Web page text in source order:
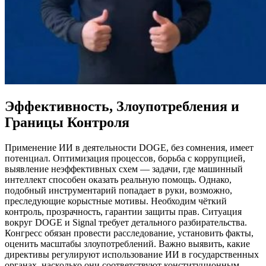
Эффективность, Злоупотребления и
Границы Контроля
Применение ИИ в деятельности DOGE, без сомнения, имеет
потенциал. Оптимизация процессов, борьба с коррупцией,
выявление неэффективных схем — задачи, где машинный
интеллект способен оказать реальную помощь. Однако,
подобный инструментарий попадает в руки, возможно,
преследующие корыстные мотивы. Необходим чёткий
контроль, прозрачность, гарантии защиты прав. Ситуация
вокруг DOGE и Signal требует детального разбирательства.
Конгресс обязан провести расследование, установить факты,
оценить масштабы злоупотреблений. Важно выявить, какие
директивы регулируют использование ИИ в государственных